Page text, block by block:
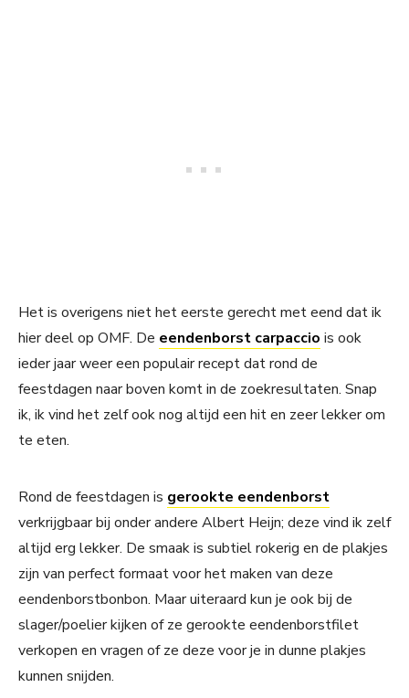
Het is overigens niet het eerste gerecht met eend dat ik
hier deel op OMF. De eendenborst carpaccio is ook
ieder jaar weer een populair recept dat rond de
feestdagen naar boven komt in de zoekresultaten. Snap
ik, ik vind het zelf ook nog altijd een hit en zeer lekker om
te eten.
Rond de feestdagen is gerookte eendenborst
verkrijgbaar bij onder andere Albert Heijn; deze vind ik zelf
altijd erg lekker. De smaak is subtiel rokerig en de plakjes
zijn van perfect formaat voor het maken van deze
eendenborstbonbon. Maar uiteraard kun je ook bij de
slager/poelier kijken of ze gerookte eendenborstfilet
verkopen en vragen of ze deze voor je in dunne plakjes
kunnen snijden.